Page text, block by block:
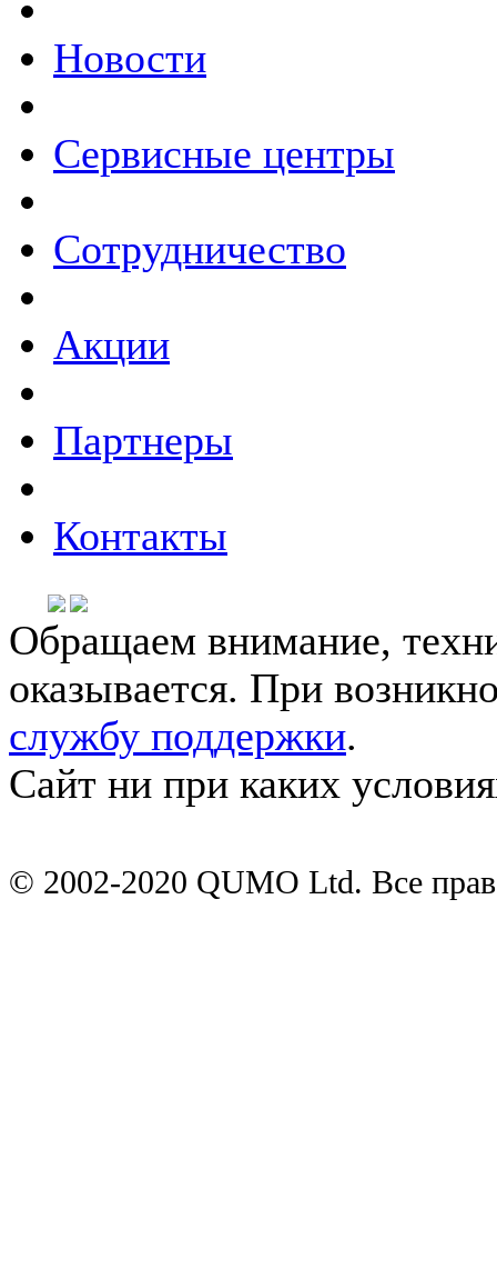
Новости
Сервисные центры
Сотрудничество
Акции
Партнеры
Контакты
Обращаем внимание,
оказывается. При
службу поддержки.
Сайт ни при каких
© 2002-2020 QUMO Ltd. Все